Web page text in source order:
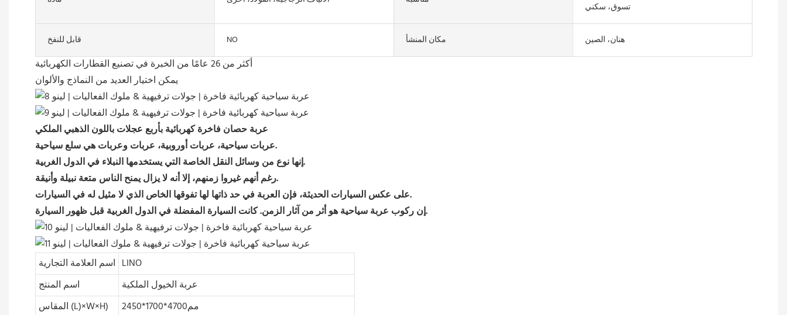
تسوق، سكني
قابل للنفخ NO مكان المنشأ هنان، الصين
أكثر من 26 عامًا من الخبرة في تصنيع القطارات الكهربائية
يمكن اختيار العديد من النماذج والألوان
عربة حصان فاخرة كهربائية بأربع عجلات باللون الذهبي الملكي
عربات سياحية، عربات أوروبية، عربات وعربات هي سلع سياحية.
إنها نوع من وسائل النقل الخاصة التي يستخدمها النبلاء في الدول الغربية.
رغم أنهم غيروا زمنهم، إلا أنه لا يزال يمنح الناس متعة نبيلة وأنيقة.
على عكس السيارات الحديثة، فإن العربة في حد ذاتها لها تفوقها الخاص الذي لا مثيل له في السيارات.
إن ركوب عربة سياحية هو أثر من آثار الزمن. كانت السيارة المفضلة في الدول الغربية قبل ظهور السيارة.
اسم العلامة التجارية LINO
اسم المنتج
عربة الخيول الملكية
المقاس (L)×W×H)
مم4700*1700*2450